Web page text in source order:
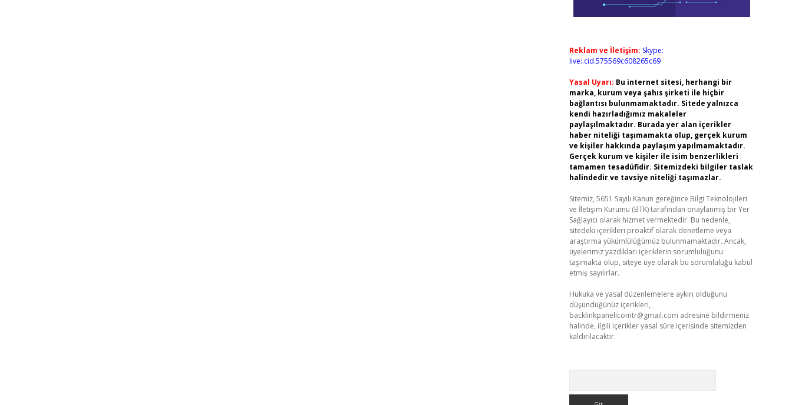
Reklam ve İletişim: Skype:
live:.cid.575569c608265c69
Yasal Uyarı: Bu internet sitesi, herhangi bir
marka, kurum veya şahıs şirketi ile hiçbir
bağlantısı bulunmamaktadır. Sitede yalnızca
kendi hazırladığımız makaleler
paylaşılmaktadır. Burada yer alan içerikler
haber niteliği taşımamakta olup, gerçek kurum
ve kişiler hakkında paylaşım yapılmamaktadır.
Gerçek kurum ve kişiler ile isim benzerlikleri
tamamen tesadüfidir. Sitemizdeki bilgiler taslak
halindedir ve tavsiye niteliği taşımazlar.
Sitemiz, 5651 Sayılı Kanun gereğince Bilgi Teknolojileri
ve İletişim Kurumu (BTK) tarafından onaylanmış bir Yer
Sağlayıcı olarak hizmet vermektedir. Bu nedenle,
sitedeki içerikleri proaktif olarak denetleme veya
araştırma yükümlülüğümüz bulunmamaktadır. Ancak,
üyelerimiz yazdıkları içeriklerin sorumluluğunu
taşımakta olup, siteye üye olarak bu sorumluluğu kabul
etmiş sayılırlar.
Hukuka ve yasal düzenlemelere aykırı olduğunu
düşündüğünüz içerikleri,
backlinkpanelicomtr@gmail.com adresine bildirmeniz
halinde, ilgili içerikler yasal süre içerisinde sitemizden
kaldırılacaktır.